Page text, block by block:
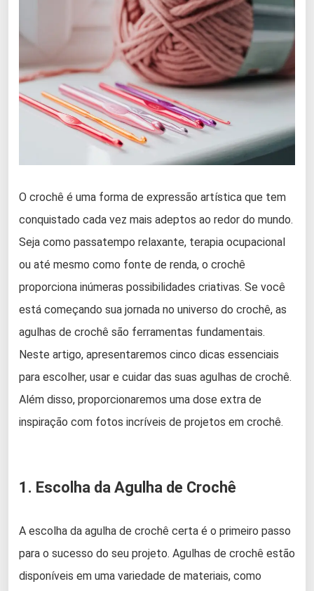
O crochê é uma forma de expressão artística que tem
conquistado cada vez mais adeptos ao redor do mundo.
Seja como passatempo relaxante, terapia ocupacional
ou até mesmo como fonte de renda, o crochê
proporciona inúmeras possibilidades criativas. Se você
está começando sua jornada no universo do crochê, as
agulhas de crochê são ferramentas fundamentais.
Neste artigo, apresentaremos cinco dicas essenciais
para escolher, usar e cuidar das suas agulhas de crochê.
Além disso, proporcionaremos uma dose extra de
inspiração com fotos incríveis de projetos em crochê.
1. Escolha da Agulha de Crochê
A escolha da agulha de crochê certa é o primeiro passo
para o sucesso do seu projeto. Agulhas de crochê estão
disponíveis em uma variedade de materiais, como